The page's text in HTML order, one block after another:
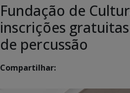
Fundação de
inscrições
de percussão
Compartilhar: